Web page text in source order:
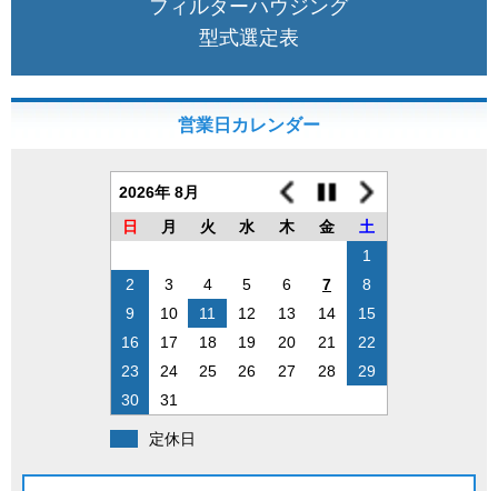
フィルターハウジング
型式選定表
営業日カレンダー
2026年 8月
日
月 火 水 木 金
土
1
2
3 4 5 6 7
8
9
10 11 12 13 14
15
16
17 18 19 20 21
22
23
24 25 26 27 28
29
30
31
定休日